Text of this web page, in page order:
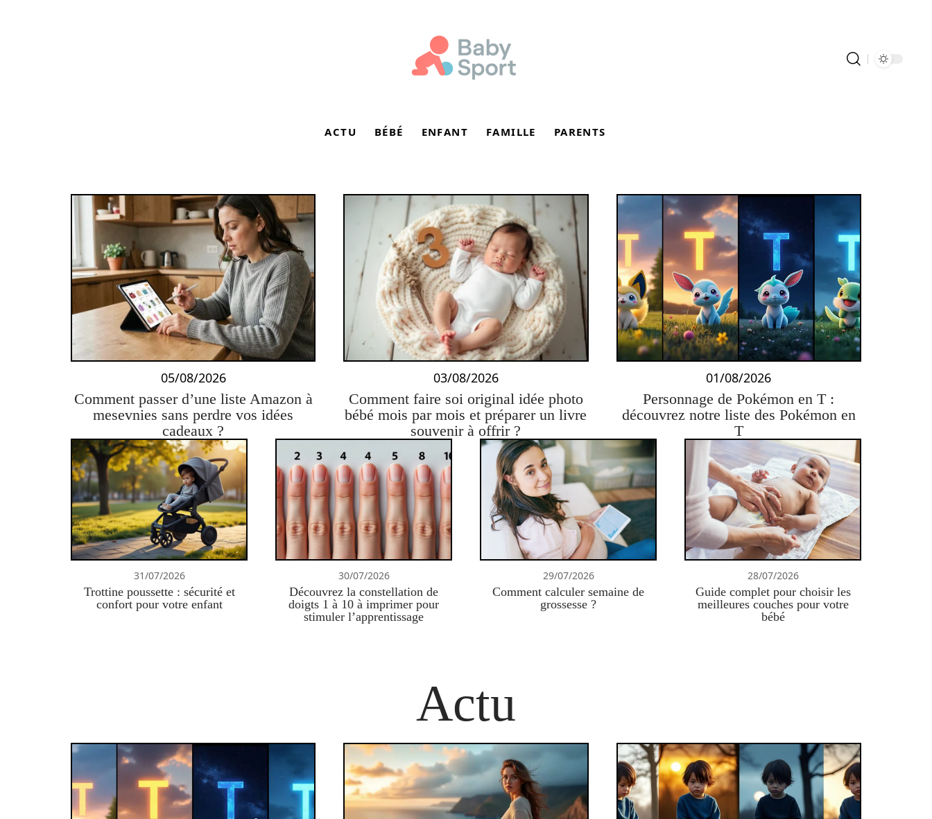
ACTU BÉBÉ ENFANT FAMILLE PARENTS
05/08/2026
Comment passer d’une liste Amazon à
mesevnies sans perdre vos idées
cadeaux ?
03/08/2026
Comment faire soi original idée photo
bébé mois par mois et préparer un livre
souvenir à offrir ?
01/08/2026
Personnage de Pokémon en T :
découvrez notre liste des Pokémon en
T
31/07/2026
Trottine poussette : sécurité et
confort pour votre enfant
30/07/2026
Découvrez la constellation de
doigts 1 à 10 à imprimer pour
stimuler l’apprentissage
29/07/2026
Comment calculer semaine de
grossesse ?
28/07/2026
Guide complet pour choisir les
meilleures couches pour votre
bébé
Actu